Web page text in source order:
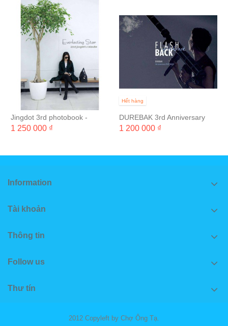
Jingdot 3rd photobook -
Beside You
1 250 000 ₫
Hết hàng
DUREBAK 3rd Anniversary
Photobook 'FLASHBACK'
1 200 000 ₫
Information
Tài khoản
Thông tin
Follow us
Thư tín
2012 Copyleft by Chợ Ông Tạ.